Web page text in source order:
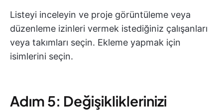
Listeyi inceleyin ve proje görüntüleme veya
düzenleme izinleri vermek istediğiniz çalışanları
veya takımları seçin. Ekleme yapmak için
isimlerini seçin.
Adım 5: Değişikliklerinizi